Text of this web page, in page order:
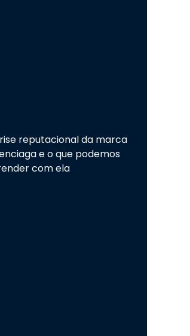
reputacional da marca
e o que podemos
com ela